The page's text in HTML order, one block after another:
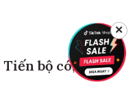
bộ có,
✕